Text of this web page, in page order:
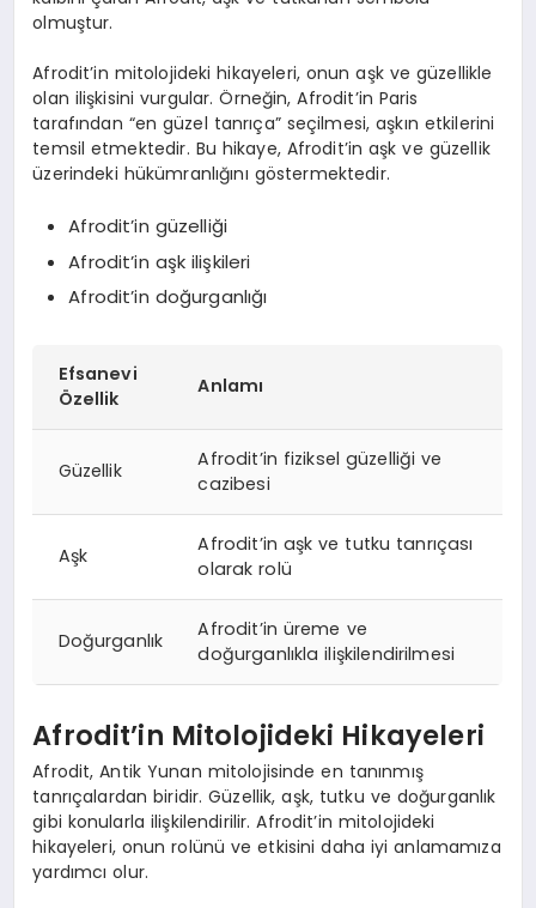
olmuştur.
Afrodit’in mitolojideki hikayeleri, onun aşk ve güzellikle
olan ilişkisini vurgular. Örneğin, Afrodit’in Paris
tarafından “en güzel tanrıça” seçilmesi, aşkın etkilerini
temsil etmektedir. Bu hikaye, Afrodit’in aşk ve güzellik
üzerindeki hükümranlığını göstermektedir.
Afrodit’in güzelliği
Afrodit’in aşk ilişkileri
Afrodit’in doğurganlığı
Efsanevi
Özellik
Anlamı
Güzellik
Afrodit’in fiziksel güzelliği ve
cazibesi
Aşk
Afrodit’in aşk ve tutku tanrıçası
olarak rolü
Doğurganlık
Afrodit’in üreme ve
doğurganlıkla ilişkilendirilmesi
Afrodit’in Mitolojideki Hikayeleri
Afrodit, Antik Yunan mitolojisinde en tanınmış
tanrıçalardan biridir. Güzellik, aşk, tutku ve doğurganlık
gibi konularla ilişkilendirilir. Afrodit’in mitolojideki
hikayeleri, onun rolünü ve etkisini daha iyi anlamamıza
yardımcı olur.